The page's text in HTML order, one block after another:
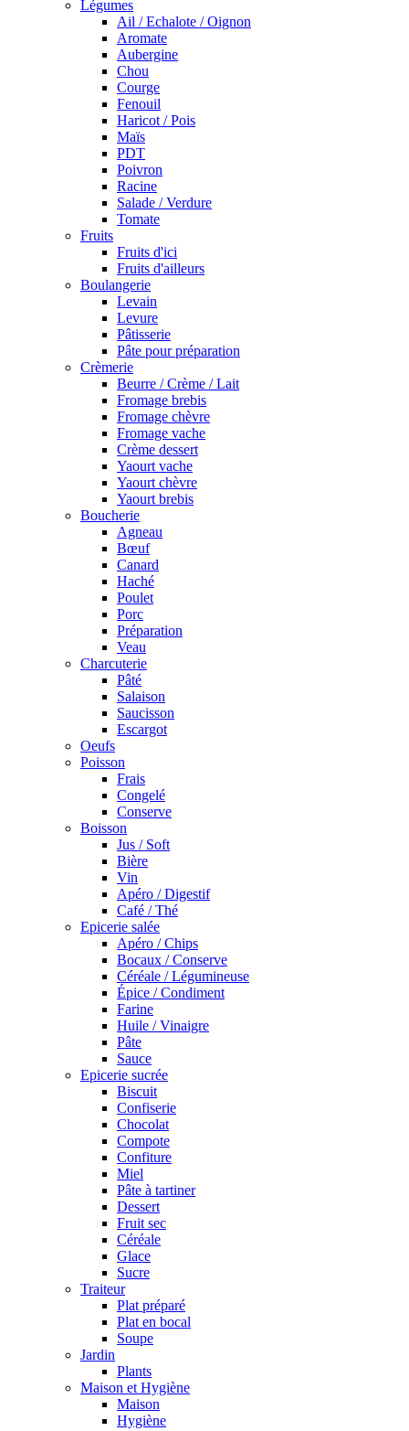
Légumes
Ail / Echalote / Oignon
Aromate
Aubergine
Chou
Courge
Fenouil
Haricot / Pois
Maïs
PDT
Poivron
Racine
Salade / Verdure
Tomate
Fruits
Fruits d'ici
Fruits d'ailleurs
Boulangerie
Levain
Levure
Pâtisserie
Pâte pour préparation
Crèmerie
Beurre / Crème / Lait
Fromage brebis
Fromage chèvre
Fromage vache
Crème dessert
Yaourt vache
Yaourt chèvre
Yaourt brebis
Boucherie
Agneau
Bœuf
Canard
Haché
Poulet
Porc
Préparation
Veau
Charcuterie
Pâté
Salaison
Saucisson
Escargot
Oeufs
Poisson
Frais
Congelé
Conserve
Boisson
Jus / Soft
Bière
Vin
Apéro / Digestif
Café / Thé
Epicerie salée
Apéro / Chips
Bocaux / Conserve
Céréale / Légumineuse
Épice / Condiment
Farine
Huile / Vinaigre
Pâte
Sauce
Epicerie sucrée
Biscuit
Confiserie
Chocolat
Compote
Confiture
Miel
Pâte à tartiner
Dessert
Fruit sec
Céréale
Glace
Sucre
Traiteur
Plat préparé
Plat en bocal
Soupe
Jardin
Plants
Maison et Hygiène
Maison
Hygiène